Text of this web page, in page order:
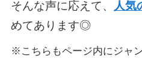
そんな声に応えて、
人気
めてあります◎
※こちらもページ内にジャ